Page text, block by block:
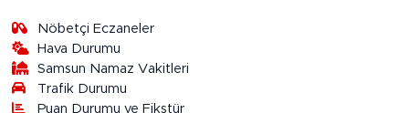
Nöbetçi Eczaneler
Hava Durumu
Samsun Namaz Vakitleri
Trafik Durumu
Puan Durumu ve Fikstür